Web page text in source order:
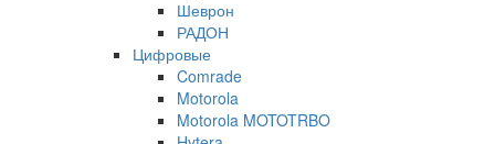
Шеврон
РАДОН
Цифровые
Comrade
Motorola
Motorola MOTOTRBO